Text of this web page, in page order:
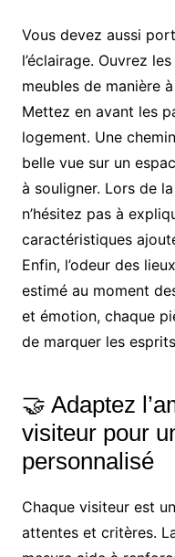
Vous devez aussi
l’éclairage. Ouvrez
meubles de manière
Mettez en avant les
logement. Une
belle vue sur un
à souligner. Lors de la
n’hésitez pas à
caractéristiques
Enfin, l’odeur des
estimé au moment
et émotion, chaque
de marquer les
🤝 Adaptez
visiteur pour
personnalisé
Chaque visiteur est
attentes et critères.